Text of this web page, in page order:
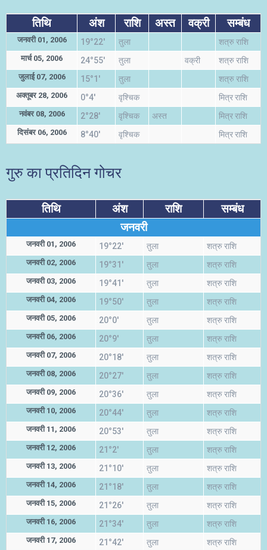
तिथि अंश राशि अस्त वक्री सम्बंध
जनवरी 01, 2006 19°22' तुला शत्रु राशि
मार्च 05, 2006 24°55' तुला वक्री शत्रु राशि
जुलाई 07, 2006 15°1' तुला शत्रु राशि
अक्तूबर 28, 2006 0°4' वृश्चिक मित्र राशि
नवंबर 08, 2006 2°28' वृश्चिक अस्त मित्र राशि
दिसंबर 06, 2006 8°40' वृश्चिक मित्र राशि
गुरु का प्रतिदिन गोचर
तिथि अंश राशि
सम्बंध
जनवरी
जनवरी 01, 2006 19°22' तुला शत्रु राशि
जनवरी 02, 2006 19°31' तुला शत्रु राशि
जनवरी 03, 2006 19°41' तुला शत्रु राशि
जनवरी 04, 2006 19°50' तुला शत्रु राशि
जनवरी 05, 2006 20°0' तुला शत्रु राशि
जनवरी 06, 2006 20°9' तुला शत्रु राशि
जनवरी 07, 2006 20°18' तुला शत्रु राशि
जनवरी 08, 2006 20°27' तुला शत्रु राशि
जनवरी 09, 2006 20°36' तुला शत्रु राशि
जनवरी 10, 2006 20°44' तुला शत्रु राशि
जनवरी 11, 2006 20°53' तुला शत्रु राशि
जनवरी 12, 2006 21°2' तुला शत्रु राशि
जनवरी 13, 2006 21°10' तुला शत्रु राशि
जनवरी 14, 2006 21°18' तुला शत्रु राशि
जनवरी 15, 2006 21°26' तुला शत्रु राशि
जनवरी 16, 2006 21°34' तुला शत्रु राशि
जनवरी 17, 2006 21°42' तुला शत्रु राशि